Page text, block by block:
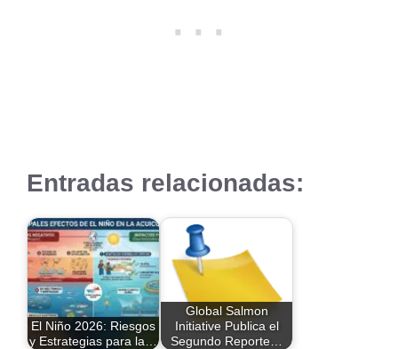
Entradas relacionadas:
El Niño 2026: Riesgos
y Estrategias para la…
Global Salmon
Initiative Publica el
Segundo Reporte…